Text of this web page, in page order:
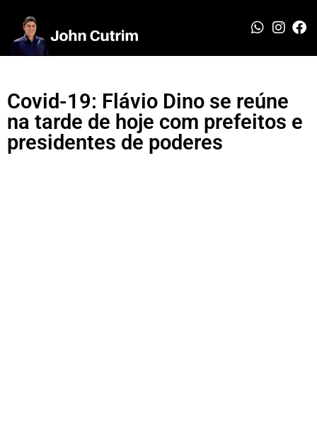
Covid-19: Flávio Dino se reúne
na tarde de hoje com prefeitos e
presidentes de poderes